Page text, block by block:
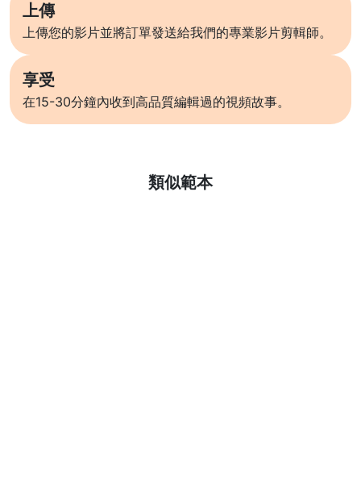
上傳
上傳您的影片並將訂單發送給我們的專業影片剪輯師。
享受
在15-30分鐘內收到高品質編輯過的視頻故事。
類似範本
了解更多